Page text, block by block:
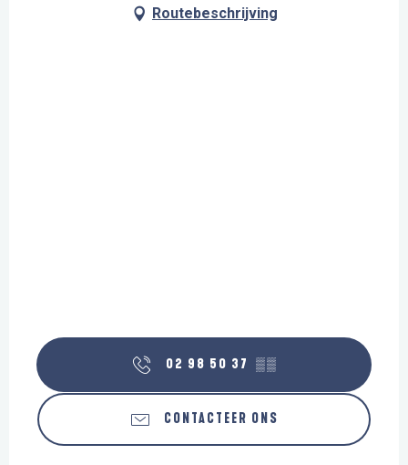
Routebeschrijving
02 98 50 37 ▒▒
CONTACTEER ONS